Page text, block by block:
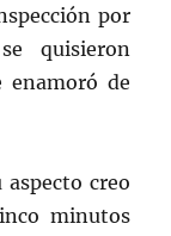
por
quisieron
enamoró de
creo
minutos